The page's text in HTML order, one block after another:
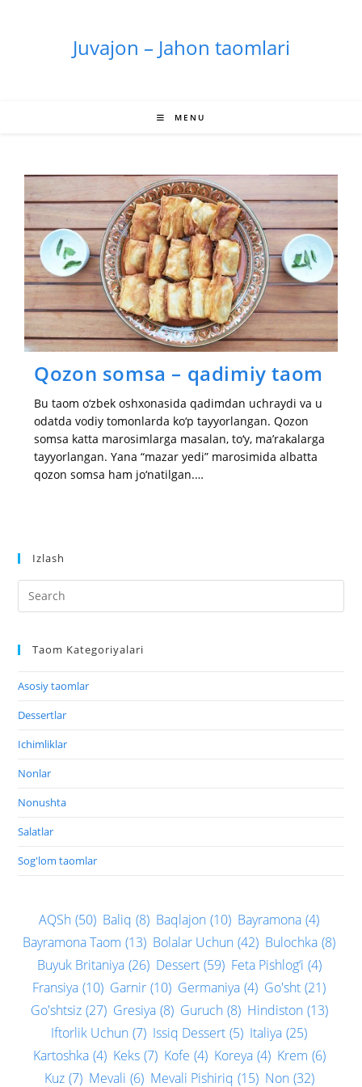
Juvajon – Jahon taomlari
MENU
Qozon somsa – qadimiy taom
Bu taom o‘zbek oshxonasida qadimdan uchraydi va u
odatda vodiy tomonlarda ko‘p tayyorlangan. Qozon
somsa katta marosimlarga masalan, to‘y, ma’rakalarga
tayyorlangan. Yana “mazar yedi” marosimida albatta
qozon somsa ham jo‘natilgan.…
Izlash
Taom Kategoriyalari
Asosiy taomlar
Dessertlar
Ichimliklar
Nonlar
Nonushta
Salatlar
Sog'lom taomlar
AQSh (50) Baliq (8) Baqlajon (10) Bayramona (4)
Bayramona Taom (13) Bolalar Uchun (42) Bulochka (8)
Buyuk Britaniya (26) Dessert (59) Feta Pishlog‘i (4)
Fransiya (10) Garnir (10) Germaniya (4) Go'sht (21)
Go'shtsiz (27) Gresiya (8) Guruch (8) Hindiston (13)
Iftorlik Uchun (7) Issiq Dessert (5) Italiya (25)
Kartoshka (4) Keks (7) Kofe (4) Koreya (4) Krem (6)
Kuz (7) Mevali (6) Mevali Pishiriq (15) Non (32)